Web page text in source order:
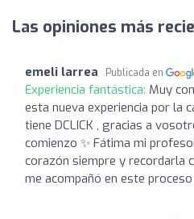
Las opiniones más
emeli larrea Publicada en
Experiencia fantástica: Muy
esta nueva experiencia por la
tiene DCLICK , gracias a
comienzo ✨ Fátima mi
corazón siempre y recordarla
me acompañó en este proceso